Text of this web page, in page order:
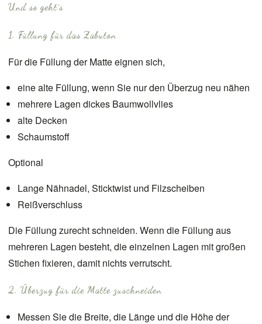
Und so geht´s
1. Füllung für das Zabuton
Für die Füllung der Matte eignen sich,
eine alte Füllung, wenn Sie nur den Überzug neu nähen
mehrere Lagen dickes Baumwollvlies
alte Decken
Schaumstoff
Optional
Lange Nähnadel, Sticktwist und Filzscheiben
Reißverschluss
Die Füllung zurecht schneiden. Wenn die Füllung aus
mehreren Lagen besteht, die einzelnen Lagen mit großen
Stichen fixieren, damit nichts verrutscht.
2. Überzug für die Matte zuschneiden
Messen Sie die Breite, die Länge und die Höhe der